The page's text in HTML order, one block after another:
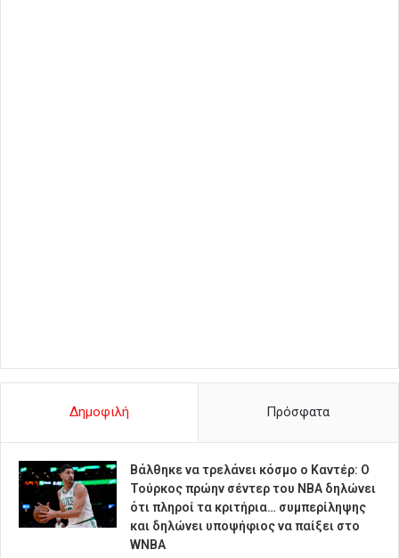
Δημοφιλή Πρόσφατα
Βάλθηκε να τρελάνει κόσμο ο Καντέρ: Ο
Τούρκος πρώην σέντερ του NBA δηλώνει
ότι πληροί τα κριτήρια… συμπερίληψης
και δηλώνει υποψήφιος να παίξει στο
WNBA